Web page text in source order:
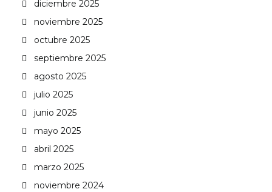
diciembre 2025
noviembre 2025
octubre 2025
septiembre 2025
agosto 2025
julio 2025
junio 2025
mayo 2025
abril 2025
marzo 2025
noviembre 2024